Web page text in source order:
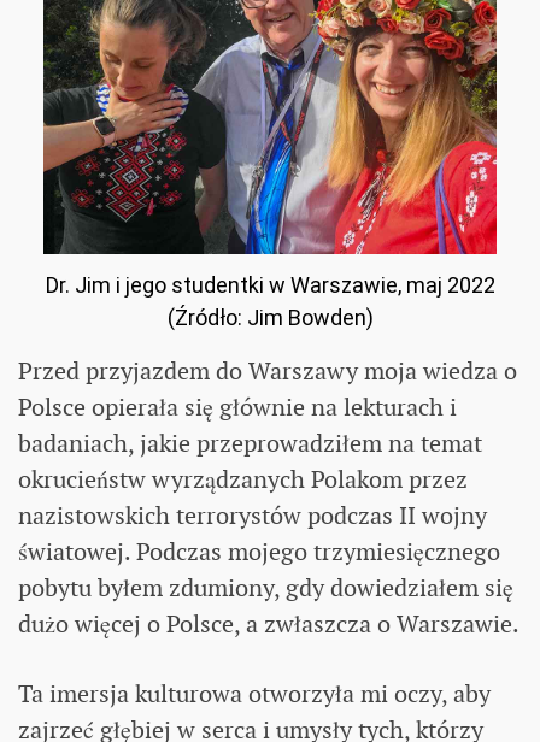
Dr. Jim i jego studentki w Warszawie, maj 2022
(Źródło: Jim Bowden)
Przed przyjazdem do Warszawy moja wiedza o
Polsce opierała się głównie na lekturach i
badaniach, jakie przeprowadziłem na temat
okrucieństw wyrządzanych Polakom przez
nazistowskich terrorystów podczas II wojny
światowej. Podczas mojego trzymiesięcznego
pobytu byłem zdumiony, gdy dowiedziałem się
dużo więcej o Polsce, a zwłaszcza o Warszawie.
Ta imersja kulturowa otworzyła mi oczy, aby
zajrzeć głębiej w serca i umysły tych, którzy